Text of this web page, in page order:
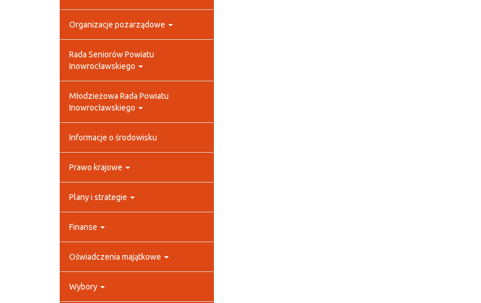
Organizacje pozarządowe
Rada Seniorów Powiatu
Inowrocławskiego
Młodzieżowa Rada Powiatu
Inowrocławskiego
Informacje o środowisku
Prawo krajowe
Plany i strategie
Finanse
Oświadczenia majątkowe
Wybory